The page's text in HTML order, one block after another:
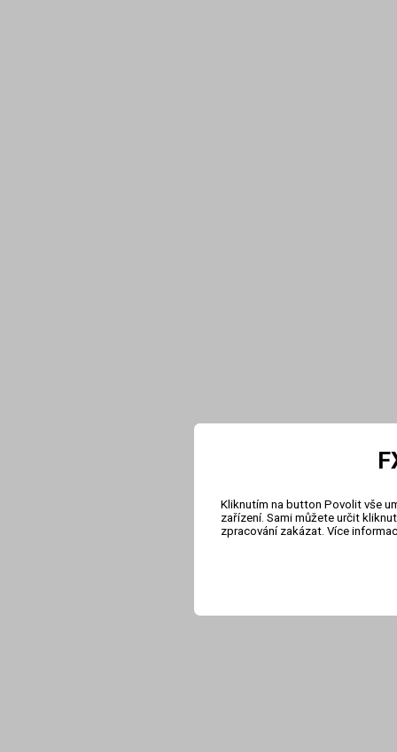
Kliknutím na button Povolit vše
zařízení. Sami můžete určit
zpracování zakázat. Více